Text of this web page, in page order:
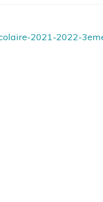
2021-2022-